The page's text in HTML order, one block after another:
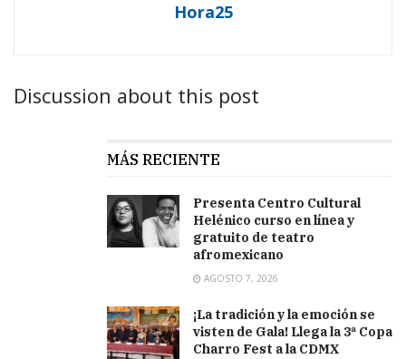
Hora25
Discussion about this post
MÁS RECIENTE
Presenta Centro Cultural
Helénico curso en línea y
gratuito de teatro
afromexicano
AGOSTO 7, 2026
¡La tradición y la emoción se
visten de Gala! Llega la 3ª Copa
Charro Fest a la CDMX